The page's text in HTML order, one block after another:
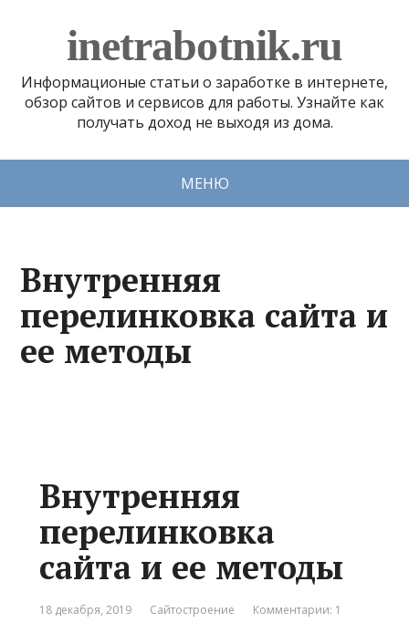
inetrabotnik.ru
Информационые статьи о заработке в интернете,
обзор сайтов и сервисов для работы. Узнайте как
получать доход не выходя из дома.
МЕНЮ
Внутренняя
перелинковка сайта и
ее методы
Внутренняя
перелинковка
сайта и ее методы
18 декабря, 2019 Сайтостроение Комментарии: 1